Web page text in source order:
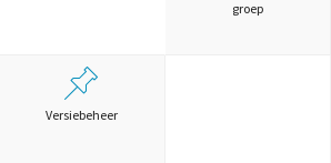
groep
Versiebeheer